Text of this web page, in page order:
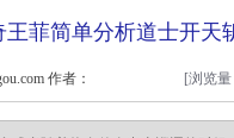
王菲简单分析道士开天
作者： [浏览